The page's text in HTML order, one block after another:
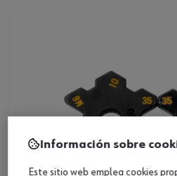
Información sobre
Este sitio web emplea cookies